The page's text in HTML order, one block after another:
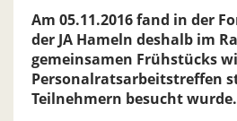
Am 05.11.2016 fand in der
der JA Hameln deshalb im
gemeinsamen Frühstücks
Personalratsarbeitstreffen
Teilnehmern besucht wurde.